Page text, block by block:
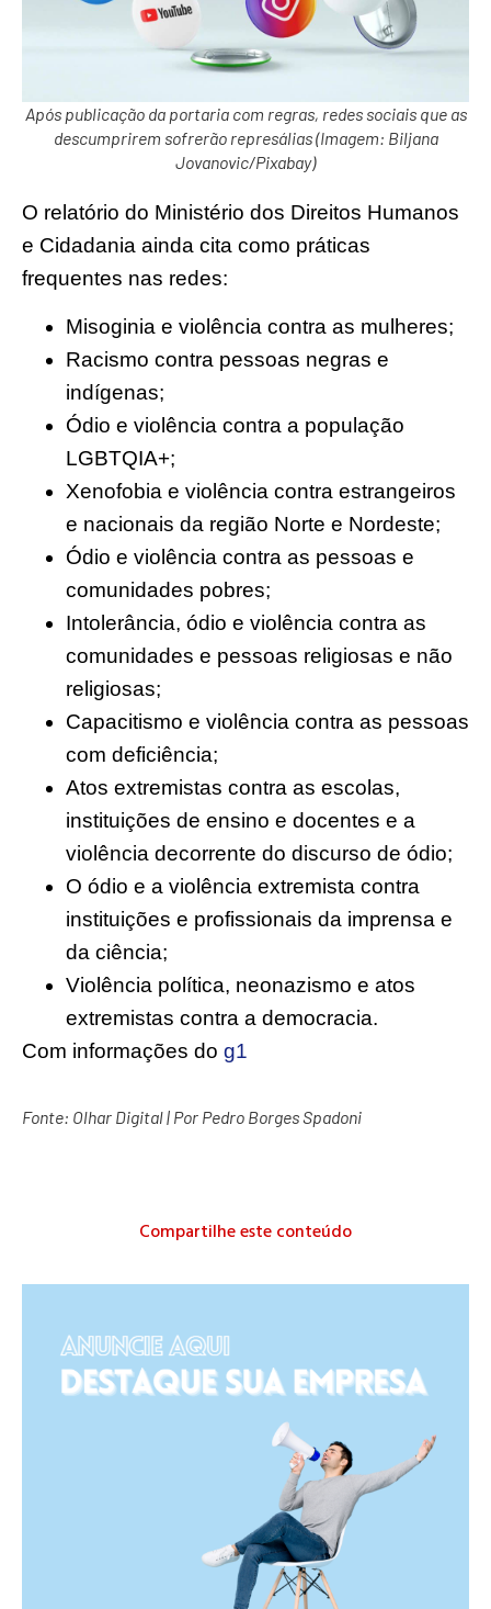
Após publicação da portaria com regras, redes sociais que as
descumprirem sofrerão represálias (Imagem: Biljana
Jovanovic/Pixabay)
O relatório do Ministério dos Direitos Humanos
e Cidadania ainda cita como práticas
frequentes nas redes:
Misoginia e violência contra as mulheres;
Racismo contra pessoas negras e
indígenas;
Ódio e violência contra a população
LGBTQIA+;
Xenofobia e violência contra estrangeiros
e nacionais da região Norte e Nordeste;
Ódio e violência contra as pessoas e
comunidades pobres;
Intolerância, ódio e violência contra as
comunidades e pessoas religiosas e não
religiosas;
Capacitismo e violência contra as pessoas
com deficiência;
Atos extremistas contra as escolas,
instituições de ensino e docentes e a
violência decorrente do discurso de ódio;
O ódio e a violência extremista contra
instituições e profissionais da imprensa e
da ciência;
Violência política, neonazismo e atos
extremistas contra a democracia.
Com informações do g1
Fonte: Olhar Digital| Por Pedro Borges Spadoni
Compartilhe este conteúdo